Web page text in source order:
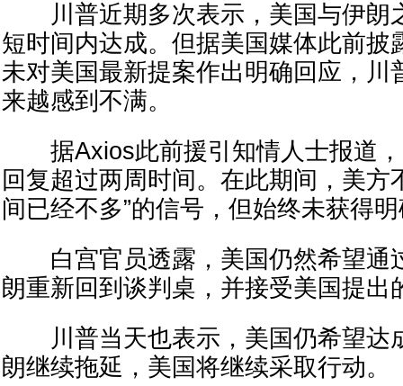
川普近期多次表示，美国与伊朗
短时间内达成。但据美国媒体此前披
未对美国最新提案作出明确回应，川
来越感到不满。
据Axios此前援引知情人士报道，
回复超过两周时间。在此期间，美方
间已经不多”的信号，但始终未获得
白宫官员透露，美国仍然希望通
朗重新回到谈判桌，并接受美国提出
川普当天也表示，美国仍希望达
朗继续拖延，美国将继续采取行动。